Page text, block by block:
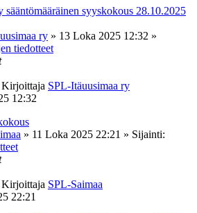
sääntömääräinen syyskokous 28.10.2025
ry » 13 Loka 2025 12:32 »
tiedotteet
Kirjoittaja SPL-Itäuusimaa ry
12:32
» 11 Loka 2025 22:21 » Sijainti:
Kirjoittaja SPL-Saimaa
22:21